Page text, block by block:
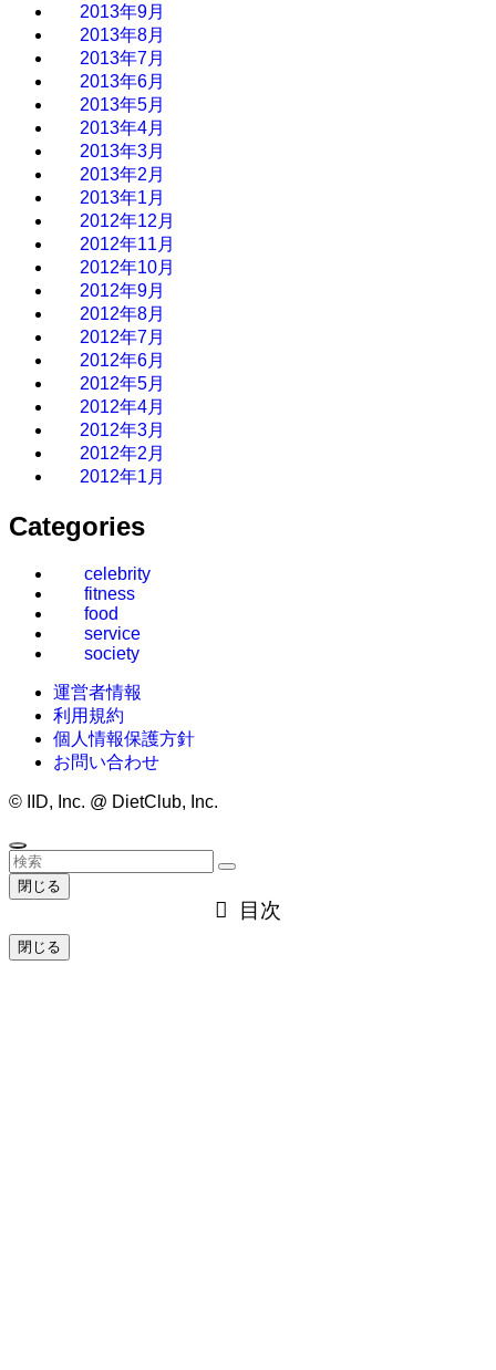
2013年9月
2013年8月
2013年7月
2013年6月
2013年5月
2013年4月
2013年3月
2013年2月
2013年1月
2012年12月
2012年11月
2012年10月
2012年9月
2012年8月
2012年7月
2012年6月
2012年5月
2012年4月
2012年3月
2012年2月
2012年1月
Categories
celebrity
fitness
food
service
society
運営者情報
利用規約
個人情報保護方針
お問い合わせ
© IID, Inc. @ DietClub, Inc.
閉じる
目次
閉じる